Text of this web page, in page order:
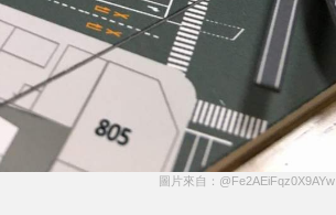
圖片來自：@Fe2AEiFqz0X9AYw